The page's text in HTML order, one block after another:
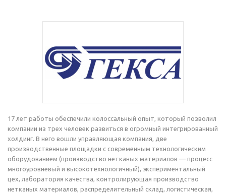
17 лет работы обеспечили колоссальный опыт, который позволил
компании из трех человек развиться в огромный интегрированный
холдинг. В него вошли управляющая компания, две
производственные площадки с современным технологическим
оборудованием (производство нетканых материалов — процесс
многоуровневый и высокотехнологичный), экспериментальный
цех, лаборатория качества, контролирующая производство
нетканых материалов, распределительный склад, логистическая,